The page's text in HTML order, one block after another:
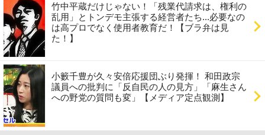
竹中平蔵だけじゃない！「残業代請求は、権利の
乱用」とトンデモ主張する経営者たち...必要なの
は高プロでなく使用者教育だ！【ブラ弁は見
た！】
小籔千豊が久々安倍応援団ぶり発揮！ 和田政宗
議員への批判に「反自民の人の見方」「麻生さん
への野党の質問も変」【メディア定点観測】